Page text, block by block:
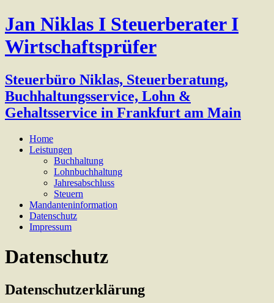
Jan Niklas I Steuerberater I
Wirtschaftsprüfer
Steuerbüro Niklas, Steuerberatung,
Buchhaltungsservice, Lohn &
Gehaltsservice in Frankfurt am Main
Home
Leistungen
Buchhaltung
Lohnbuchhaltung
Jahresabschluss
Steuern
Mandanteninformation
Datenschutz
Impressum
Datenschutz
Datenschutzerklärung